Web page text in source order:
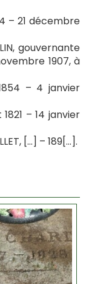
– 21 décembre
gouvernante
1907, à
– 4 janvier
– 14 janvier
[…] – 189[…].